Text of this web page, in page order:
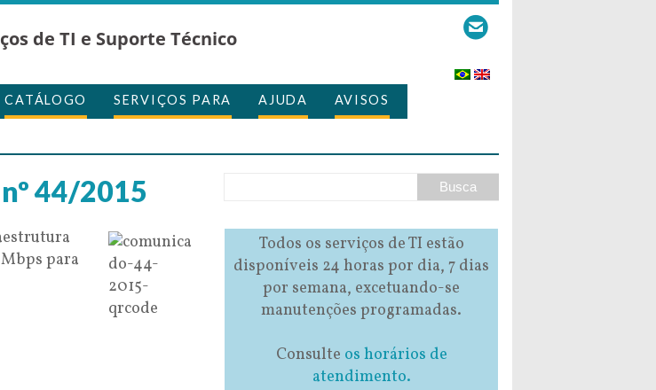
de TI e Suporte Técnico
CATÁLOGO SERVIÇOS PARA AJUDA AVISOS
44/2015
para
Todos os serviços de TI estão
disponíveis 24 horas por dia, 7 dias
por semana, excetuando-se
manutenções programadas.
Consulte os horários de
atendimento.